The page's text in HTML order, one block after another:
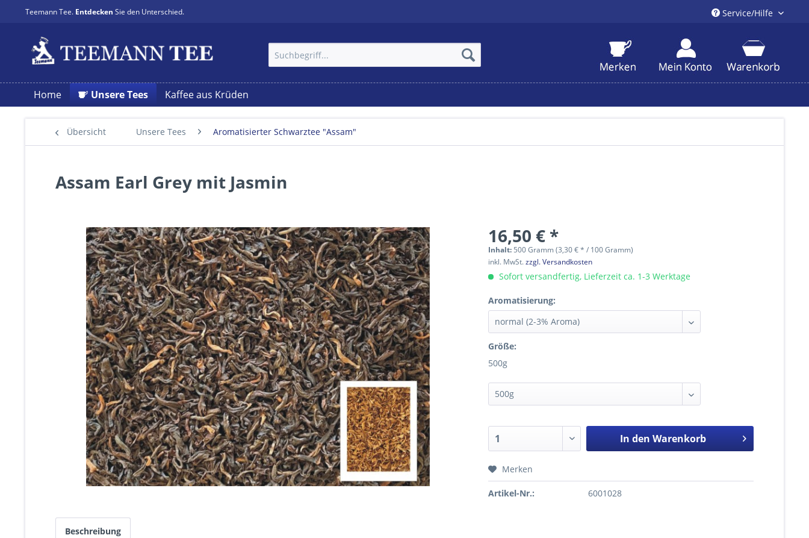
Teemann Tee. Entdecken Sie den Unterschied. Service/Hilfe
Home Unsere Tees Kaffee aus Krüden
Übersicht Unsere Tees Aromatisierter Schwarztee "Assam"
Assam Earl Grey mit Jasmin
16,50 € *
Inhalt: 500 Gramm (3,30 € * / 100 Gramm)
inkl. MwSt.zzgl. Versandkosten
Sofort versandfertig, Lieferzeit ca. 1-3 Werktage
Aromatisierung:
Größe:
500g
In den Warenkorb
Merken
Artikel-Nr.: 6001028
Beschreibung